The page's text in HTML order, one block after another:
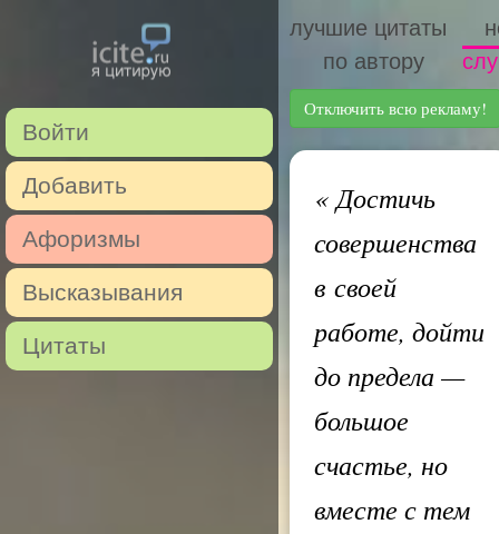
Войти
Добавить
Афоризмы
Высказывания
Цитаты
лучшие цитаты
по автору
Отключить всю рекламу!
«Достичь
совершенства
в своей
работе, дойти
до предела —
большое
счастье, но
вместе с тем